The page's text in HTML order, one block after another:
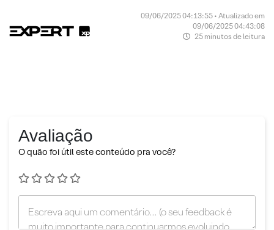
09/06/2025 04:13:55 • Atualizado em
09/06/2025 04:43:08
25 minutos de leitura
Avaliação
O quão foi útil este conteúdo pra você?